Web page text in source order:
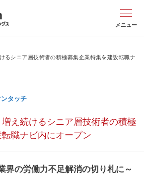
メニュー
シニア層技術者の積極募集企業特集を建設転職ナ
タッチ
え続けるシニア層技術者の積極
職ナビ内にオープン
界の労働力不足解消の切り札に～